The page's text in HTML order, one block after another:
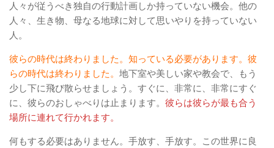
人々が従うべき独自の行動計画しか持っていない機会。他の
人々、生き物、母なる地球に対して思いやりを持っていない
人。
彼らの時代は終わりました。知っている必要があります。彼
らの時代は終わりました。 地下室や美しい家や教会で、もう
少し下に飛び散らせましょう。すぐに、非常に、非常にすぐ
に、彼らのおしゃべりは止まります。 彼らは彼らが最も合う
場所に連れて行かれます。
何もする必要はありません。手放す、手放す。この世界に良